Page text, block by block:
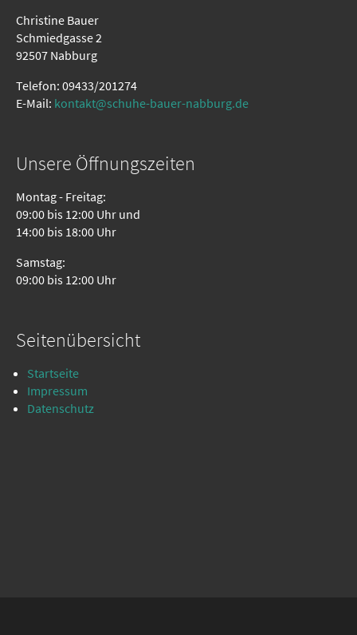
Christine Bauer
Schmiedgasse 2
92507 Nabburg
Telefon: 09433/201274
E-Mail: kontakt@schuhe-bauer-nabburg.de
Unsere Öffnungszeiten
Montag - Freitag:
09:00 bis 12:00 Uhr und
14:00 bis 18:00 Uhr
Samstag:
09:00 bis 12:00 Uhr
Seitenübersicht
Startseite
Impressum
Datenschutz